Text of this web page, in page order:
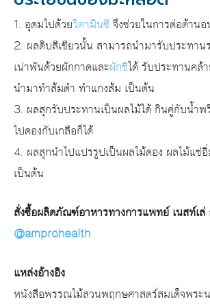
1. อุดมไปด้วยวิตามินซี จึงช่วยในการต่อต้าน
2. ผลดิบสีเขียวนั้น สามารถนำมารับประทา
เน่าพันด้วยผักกาดและผักชีได้ รับประทานคล้
นำมาทำส้มตำ ทำแกงส้ม เป็นต้น
3. ผลสุกรับประทานเป็นผลไม้ได้ กินคู่กับน้ำ
ไปดองกับเกลือก็ได้
4. ผลสุกนำไปแปรรูปเป็นผลไม้ดอง ผลไม้แช่
เป็นต้น
สั่งซื้อผลิตภัณฑ์อาหารทางการแพทย์ เนสท์เ
@amprohealth
แหล่งอ้างอิง
หนังสือพรรณไม้สวนพฤกษศาสตร์สมเด็จพระน